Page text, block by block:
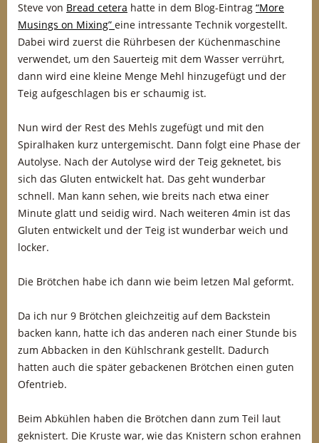
Steve von Bread cetera hatte in dem Blog-Eintrag “More
Musings on Mixing” eine intressante Technik vorgestellt.
Dabei wird zuerst die Rührbesen der Küchenmaschine
verwendet, um den Sauerteig mit dem Wasser verrührt,
dann wird eine kleine Menge Mehl hinzugefügt und der
Teig aufgeschlagen bis er schaumig ist.
Nun wird der Rest des Mehls zugefügt und mit den
Spiralhaken kurz untergemischt. Dann folgt eine Phase der
Autolyse. Nach der Autolyse wird der Teig geknetet, bis
sich das Gluten entwickelt hat. Das geht wunderbar
schnell. Man kann sehen, wie breits nach etwa einer
Minute glatt und seidig wird. Nach weiteren 4min ist das
Gluten entwickelt und der Teig ist wunderbar weich und
locker.
Die Brötchen habe ich dann wie beim letzen Mal geformt.
Da ich nur 9 Brötchen gleichzeitig auf dem Backstein
backen kann, hatte ich das anderen nach einer Stunde bis
zum Abbacken in den Kühlschrank gestellt. Dadurch
hatten auch die später gebackenen Brötchen einen guten
Ofentrieb.
Beim Abkühlen haben die Brötchen dann zum Teil laut
geknistert. Die Kruste war, wie das Knistern schon erahnen